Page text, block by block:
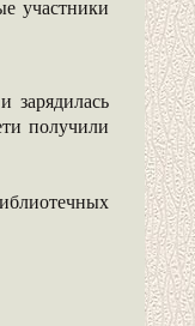
участники
получили